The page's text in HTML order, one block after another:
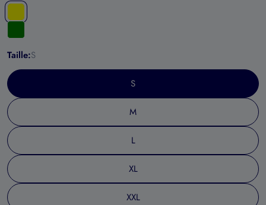
Taille:S
S
M
L
XL
XXL